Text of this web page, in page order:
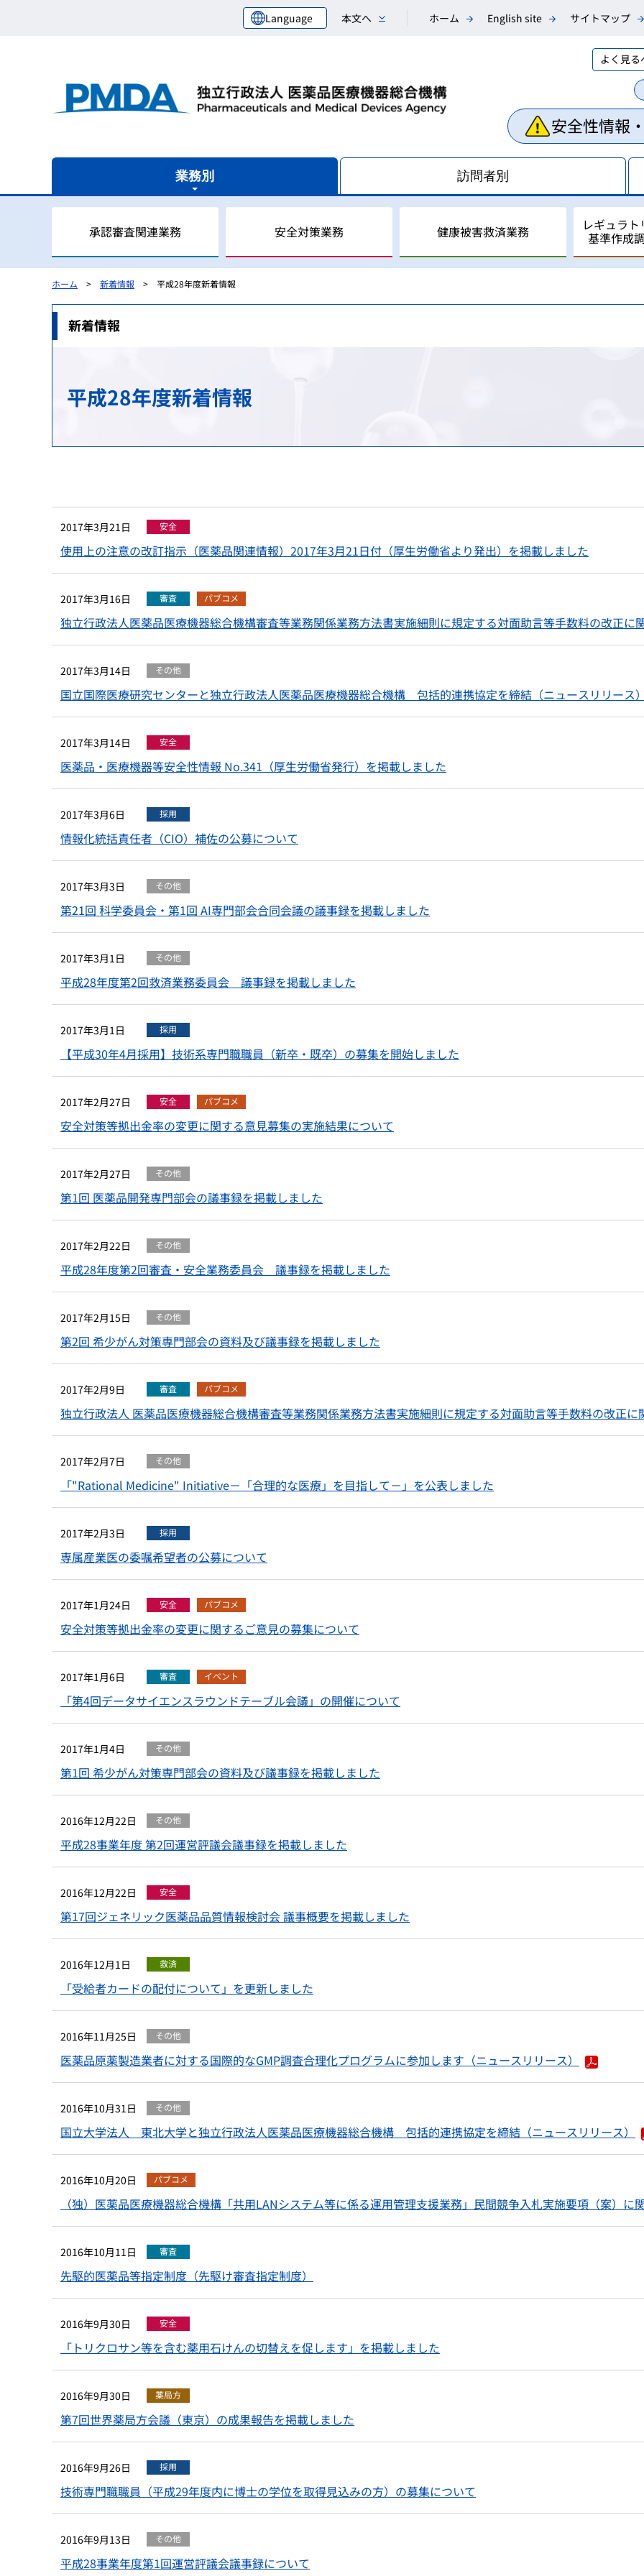
Language 本文へ ホーム English site サイトマップ
よく見る
安全性情報
業務別 訪問者別
承認審査関連業務
審査関連業務の概要 相談業務
パブリックコメント
安全対策業務
安全対策業務の概要 副作用・不具合等情報の
健康被害救済業務
健康被害救済業務の概要 医薬品副作用被害救済制
HIV感染者、エイズ発症者に対する健康管理費用等の受託給付業務
レギュラ
基準作成
レギュラトリーサイエンスセンターの概要 レギュラトリーサイエン
国際関係業務の概要 国際調和活動
ホーム 新着情報 平成28年度新着情報
新着情報
平成28年度新着情報
2017年3月21日 安全
使用上の注意の改訂指示（医薬品関連情報）2017年3月21日付（厚生労働省より発出）を掲載しました
2017年3月16日 審査 パブコメ
独立行政法人医薬品医療機器総合機構審査等業務関係業務方法書実施細則に規定する対面助言等手数料の改正に
2017年3月14日 その他
国立国際医療研究センターと独立行政法人医薬品医療機器総合機構 包括的連携協定を締結（ニュースリリース
2017年3月14日 安全
医薬品・医療機器等安全性情報 No.341（厚生労働省発行）を掲載しました
2017年3月6日 採用
情報化統括責任者（CIO）補佐の公募について
2017年3月3日 その他
第21回 科学委員会・第1回 AI専門部会合同会議の議事録を掲載しました
2017年3月1日 その他
平成28年度第2回救済業務委員会 議事録を掲載しました
2017年3月1日 採用
【平成30年4月採用】技術系専門職職員（新卒・既卒）の募集を開始しました
2017年2月27日 安全 パブコメ
安全対策等拠出金率の変更に関する意見募集の実施結果について
2017年2月27日 その他
第1回 医薬品開発専門部会の議事録を掲載しました
2017年2月22日 その他
平成28年度第2回審査・安全業務委員会 議事録を掲載しました
2017年2月15日 その他
第2回 希少がん対策専門部会の資料及び議事録を掲載しました
2017年2月9日 審査 パブコメ
独立行政法人 医薬品医療機器総合機構審査等業務関係業務方法書実施細則に規定する対面助言等手数料の改正
2017年2月7日 その他
「"Rational Medicine" Initiative－「合理的な医療」を目指して－」を公表しました
2017年2月3日 採用
専属産業医の委嘱希望者の公募について
2017年1月24日 安全 パブコメ
安全対策等拠出金率の変更に関するご意見の募集について
2017年1月6日 審査 イベント
「第4回データサイエンスラウンドテーブル会議」の開催について
2017年1月4日 その他
第1回 希少がん対策専門部会の資料及び議事録を掲載しました
2016年12月22日 その他
平成28事業年度 第2回運営評議会議事録を掲載しました
2016年12月22日 安全
第17回ジェネリック医薬品品質情報検討会 議事概要を掲載しました
2016年12月1日 救済
「受給者カードの配付について」を更新しました
2016年11月25日 その他
医薬品原薬製造業者に対する国際的なGMP調査合理化プログラムに参加します（ニュースリリース）
2016年10月31日 その他
国立大学法人 東北大学と独立行政法人医薬品医療機器総合機構 包括的連携協定を締結（ニュースリリース）
2016年10月20日 パブコメ
（独）医薬品医療機器総合機構「共用LANシステム等に係る運用管理支援業務」民間競争入札実施要項（案）に
2016年10月11日 審査
先駆的医薬品等指定制度（先駆け審査指定制度）
2016年9月30日 安全
「トリクロサン等を含む薬用石けんの切替えを促します」を掲載しました
2016年9月30日 薬局方
第7回世界薬局方会議（東京）の成果報告を掲載しました
2016年9月26日 採用
技術専門職職員（平成29年度内に博士の学位を取得見込みの方）の募集について
2016年9月13日 その他
平成28事業年度第1回運営評議会議事録について